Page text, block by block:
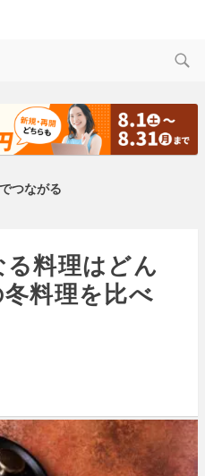
つながる
料理はどん
料理を比べ